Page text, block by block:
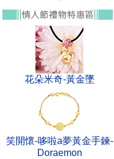
花朵米奇-黃金墜
笑開懷-哆啦a夢黃金手鍊-
Doraemon